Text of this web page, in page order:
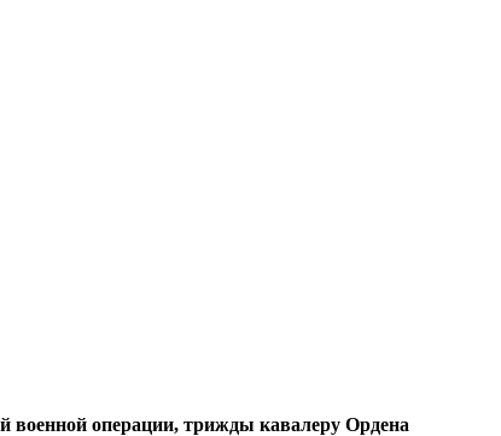
военной операции, трижды кавалеру Ордена